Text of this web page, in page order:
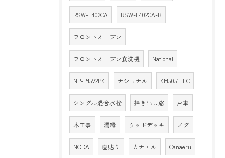
RSW-F402CA RSW-F402CA-B
フロントオープン
フロントオープン食洗機 National
NP-P45V2PK ナショナル KM5051TEC
シングル混合水栓 掃き出し窓 戸車
木工事 濡縁 ウッドデッキ ノダ
NODA 直貼り カナエル Canaeru